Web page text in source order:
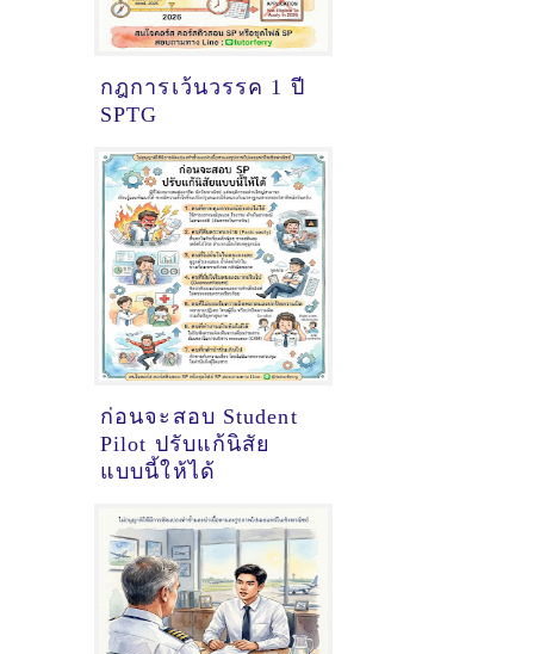
กฎการเว้นวรรค 1 ปี
SPTG
ก่อนจะสอบ Student
Pilot ปรับแก้นิสัย
แบบนี้ให้ได้